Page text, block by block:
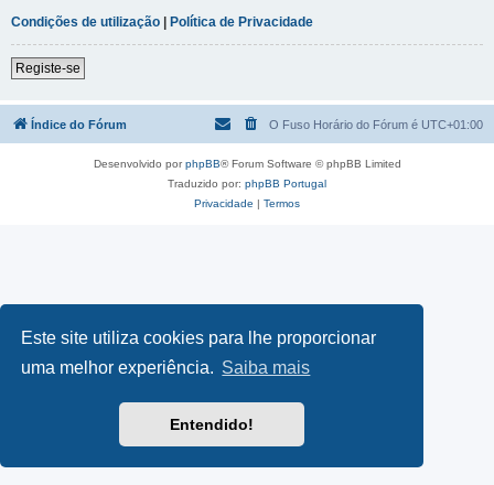
Este site utiliza cookies para lhe proporcionar
uma melhor experiência. Saiba mais
Entendido!
Condições de utilização | Política de Privacidade
Registe-se
Índice do Fórum O Fuso Horário do Fórum é UTC+01:00
Desenvolvido porphpBB® Forum Software © phpBB Limited
Traduzido por: phpBB Portugal
Privacidade | Termos